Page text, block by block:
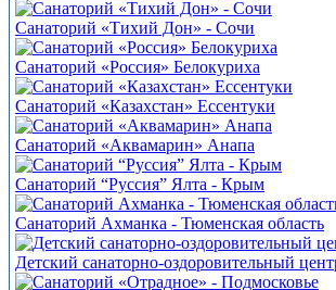
Санаторий «Тихий Дон» - Сочи
Санаторий «Россия» Белокуриха
Санаторий «Казахстан» Ессентуки
Санаторий «Аквамарин» Анапа
Санаторий “Руссия” Ялта - Крым
Санаторий Ахманка - Тюменская область
Детский санаторно-оздоровительный